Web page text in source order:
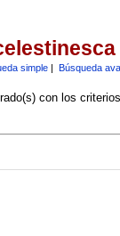
simple| Búsqueda
con los